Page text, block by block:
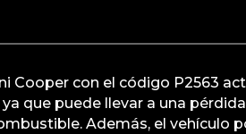
Cooper con el código P2563
que puede llevar a una
Además, el vehículo